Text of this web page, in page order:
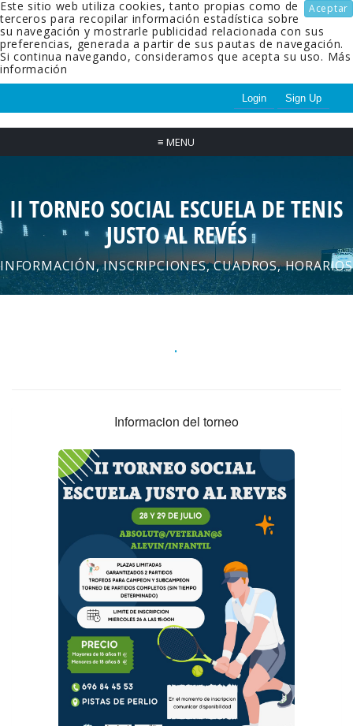
Aceptar
Este sitio web utiliza cookies, tanto propias como de
terceros para recopilar información estadística sobre
su navegación y mostrarle publicidad relacionada con sus
preferencias, generada a partir de sus pautas de navegación.
Si continua navegando, consideramos que acepta su uso. Más
información
Login Sign Up
≡ MENU
II TORNEO SOCIAL ESCUELA DE TENIS
JUSTO AL REVÉS
INFORMACIÓN, INSCRIPCIONES, CUADROS, HORARIOS
.
Informacion del torneo